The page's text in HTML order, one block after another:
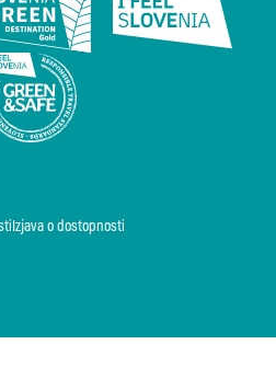
Izjava o dostopnosti